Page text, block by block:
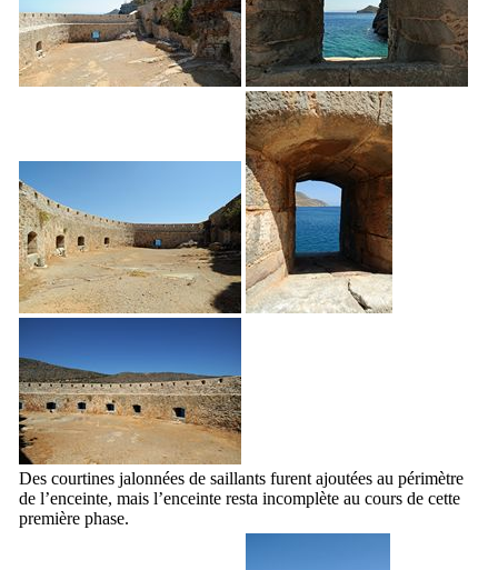
Des courtines jalonnées de saillants furent ajoutées au périmètre
de l’enceinte, mais l’enceinte resta incomplète au cours de cette
première phase.